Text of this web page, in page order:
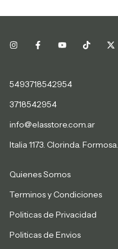
5493718542954
3718542954
info@elasstore.com.ar
Italia 1173. Clorinda. Formosa.
Quienes Somos
Terminos y Condiciones
Politicas de Privacidad
Politicas de Envios